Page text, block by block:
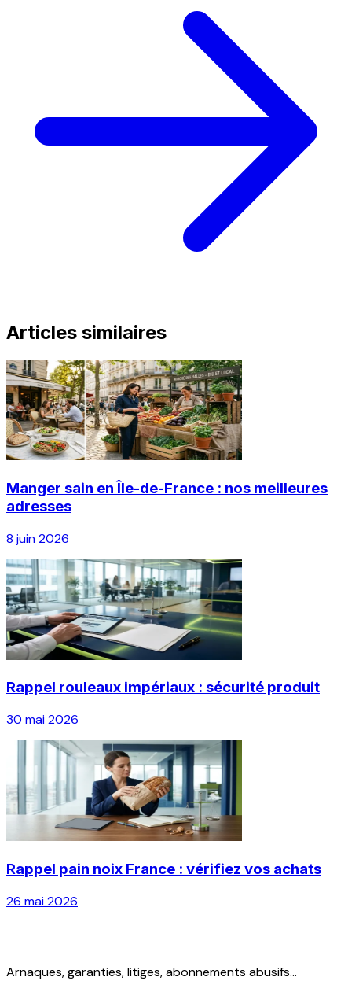
Articles similaires
Manger sain en Île-de-France : nos meilleures
adresses
8 juin 2026
Rappel rouleaux impériaux : sécurité produit
30 mai 2026
Rappel pain noix France : vérifiez vos achats
26 mai 2026
Arnaques, garanties, litiges, abonnements abusifs...